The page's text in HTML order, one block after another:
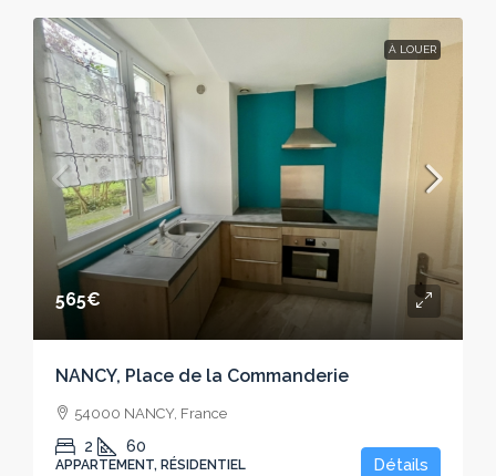
À LOUER
565€
NANCY, Place de la Commanderie
54000 NANCY, France
2 60
APPARTEMENT, RÉSIDENTIEL Détails